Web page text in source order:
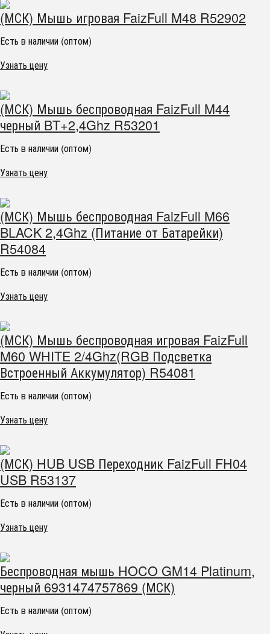
(МСК) Мышь игровая FaizFull M48 R52902
Есть в наличии (оптом)
Узнать цену
(МСК) Мышь беспроводная FaizFull M44
черный BT+2,4Ghz R53201
Есть в наличии (оптом)
Узнать цену
(МСК) Мышь беспроводная FaizFull M66
BLACK 2,4Ghz (Питание от Батарейки)
R54084
Есть в наличии (оптом)
Узнать цену
(МСК) Мышь беспроводная игровая FaizFull
M60 WHITE 2/4Ghz(RGB Подсветка
Встроенный Аккумулятор) R54081
Есть в наличии (оптом)
Узнать цену
(МСК) HUB USB Переходник FaizFull FH04
USB R53137
Есть в наличии (оптом)
Узнать цену
Беспроводная мышь HOCO GM14 Platinum,
черный 6931474757869 (МСК)
Есть в наличии (оптом)